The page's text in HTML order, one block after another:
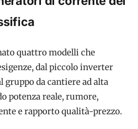
quattro modelli che
dal piccolo inverter
gruppo da cantiere ad alta
potenza reale, rumore,
e rapporto qualità-prezzo.